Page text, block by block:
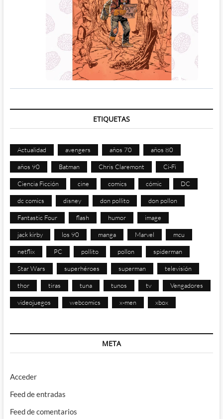
ETIQUETAS
Actualidad avengers años 70 años 80
años 90 Batman Chris Claremont Ci-Fi
Ciencia Ficción cine comics cómic DC
dc comics disney don pollito don pollon
Fantastic Four flash humor image
jack kirby los 90 manga Marvel mcu
netflix PC pollito pollon spiderman
Star Wars superhéroes superman televisión
thor tiras tuna tunos tv Vengadores
videojuegos webcomics x-men xbox
META
Acceder
Feed de entradas
Feed de comentarios